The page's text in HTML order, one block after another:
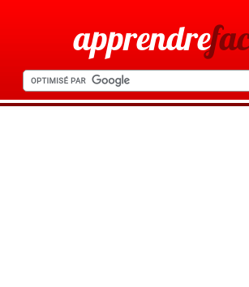
apprendre